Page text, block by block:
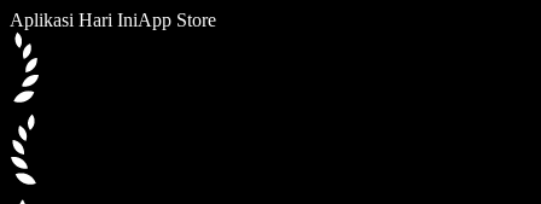
Aplikasi Hari IniApp Store